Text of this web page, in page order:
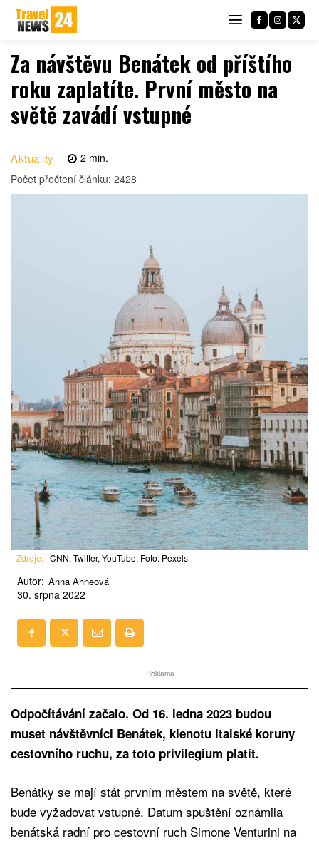
Za návštěvu Benátek od příštího
roku zaplatíte. První město na
světě zavádí vstupné
Aktuality 2 min.
Počet přečtení článku: 2428
Zdroje: CNN, Twitter, YouTube, Foto: Pexels
Autor: Anna Ahneová
30. srpna 2022
Reklama
Odpočítávání začalo. Od 16. ledna 2023 budou
muset návštěvníci Benátek, klenotu italské koruny
cestovního ruchu, za toto privilegium platit.
Benátky se mají stát prvním městem na světě, které
bude vyžadovat vstupné. Datum spuštění oznámila
benátská radní pro cestovní ruch Simone Venturini na